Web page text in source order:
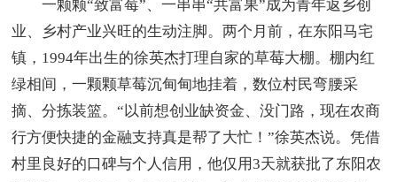
一颗颗“致富莓”、一串串“共富果”成为青年返乡创
业、乡村产业兴旺的生动注脚。两个月前，在东阳马宅
镇，1994年出生的徐英杰打理自家的草莓大棚。棚内红
绿相间，一颗颗草莓沉甸甸地挂着，数位村民弯腰采
摘、分拣装篮。“以前想创业缺资金、没门路，现在农商
行方便快捷的金融支持真是帮了大忙！”徐英杰说。凭借
村里良好的口碑与个人信用，他仅用3天就获批了东阳农